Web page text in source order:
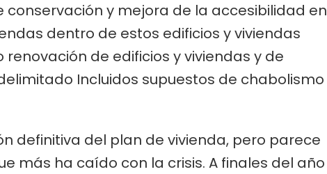
y mejora de la accesibilidad en
dentro de estos edificios y viviendas
de edificios y viviendas y de
Incluidos supuestos de chabolismo
definitiva del plan de vivienda, pero parece
más ha caído con la crisis. A finales del año